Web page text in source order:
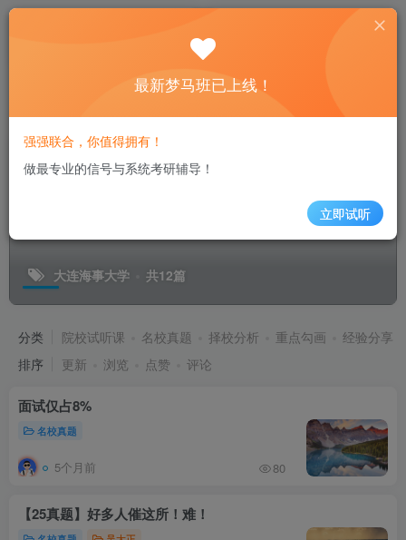
梦马班已上线！
大连海事大学 共12篇
分类 院校试听课 名校真题 择校分析 重点勾画
经验分享
排序
更新 浏览 点赞 评论
面试仅占8%
名校真题
5个月前 80
【25真题】好多人催这所！难！
最新梦马班已上线！
强强联合，你值得拥有！
做最专业的信号与系统考研辅导！
立即试听